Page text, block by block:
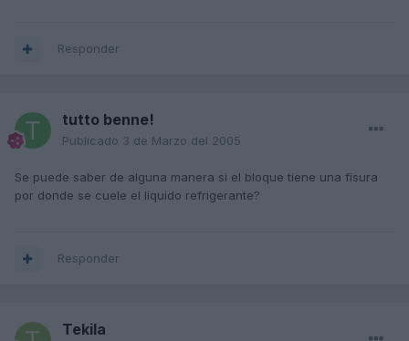
Responder
tutto benne!
Publicado 3 de Marzo del 2005
Se puede saber de alguna manera si el bloque tiene una fisura
por donde se cuele el liquido refrigerante?
Responder
Tekila